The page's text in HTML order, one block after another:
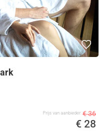
Prijs van aanbieder € 36
€ 28